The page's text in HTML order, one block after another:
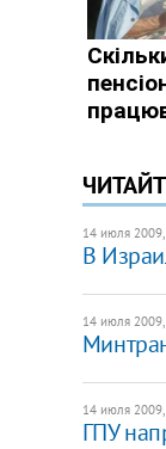
14 июля 2009,
В
14 июля 2009,
14 июля
ГПУ